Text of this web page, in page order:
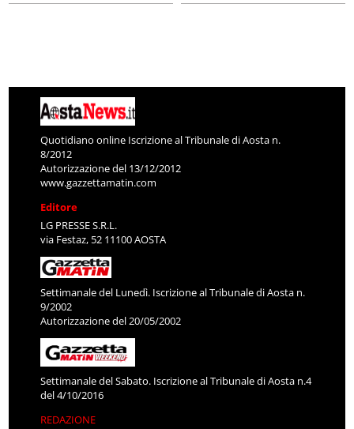
Quotidiano online Iscrizione al Tribunale di Aosta n.
8/2012
Autorizzazione del 13/12/2012
www.gazzettamatin.com
Editore
LG PRESSE S.R.L.
via Festaz, 52 11100 AOSTA
Settimanale del Lunedì. Iscrizione al Tribunale di Aosta n.
9/2002
Autorizzazione del 20/05/2002
Settimanale del Sabato. Iscrizione al Tribunale di Aosta n.4
del 4/10/2016
REDAZIONE